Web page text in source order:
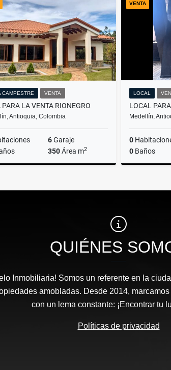
CAMPESTRE VENTA
PARA LA VENTA RIONEGRO
Antioquia, Colombia
6Garaje
350Área m2
$1.575.000.000
VENTA
LOCAL
Medellín,
0
0 Baños
QUIÉNES
Inmobiliaria! Somos un referente en la
amobladas. Desde 2014,
con un lema constante: ¡Encontrar tu
Políticas de privacidad